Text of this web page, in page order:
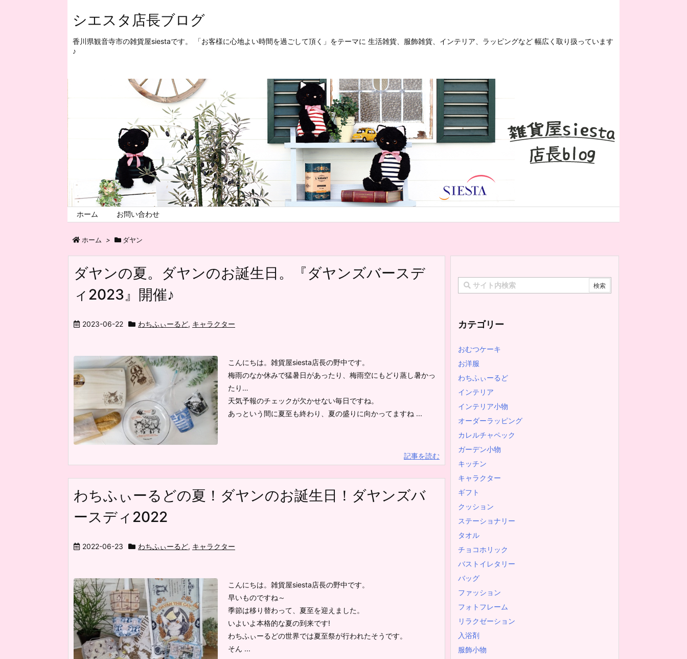
シエスタ店長ブログ
香川県観音寺市の雑貨屋siestaです。 「お客様に心地よい時間を過ごして頂く」をテーマに 生活雑貨、服飾雑貨、インテリア、ラッピングなど 幅広く取り扱っています
♪
ホーム お問い合わせ
ホーム > ダヤン
ダヤンの夏。ダヤンのお誕生日。『ダヤンズバースデ
ィ2023』開催♪
2023-06-22 わちふぃーるど, キャラクター
こんにちは。雑貨屋siesta店長の野中です。
梅雨のなか休みで猛暑日があったり、梅雨空にもどり蒸し暑かっ
たり…
天気予報のチェックが欠かせない毎日ですね。
あっという間に夏至も終わり、夏の盛りに向かってますね ...
記事を読む
わちふぃーるどの夏！ダヤンのお誕生日！ダヤンズバ
ースディ2022
2022-06-23 わちふぃーるど, キャラクター
こんにちは。雑貨屋siesta店長の野中です。
早いものですね～
季節は移り替わって、夏至を迎えました。
いよいよ本格的な夏の到来です!
わちふぃーるどの世界では夏至祭が行われたそうです。
そん ...
カテゴリー
おむつケーキ
お洋服
わちふぃーるど
インテリア
インテリア小物
オーダーラッピング
カレルチャペック
ガーデン小物
キッチン
キャラクター
ギフト
クッション
ステーショナリー
タオル
チョコホリック
バストイレタリー
バッグ
ファッション
フォトフレーム
リラクゼーション
入浴剤
服飾小物